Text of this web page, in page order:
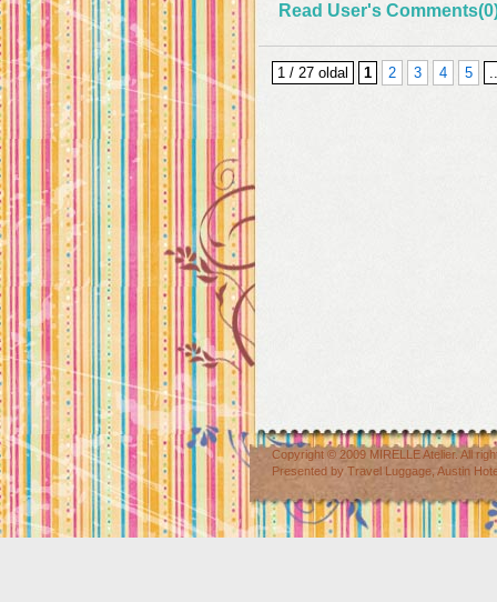
Read User's
1 / 27 oldal 1 2 3 4 5
Copyright © 2009 MIRELLE Atelier. All
Presented by Travel Luggage Austin